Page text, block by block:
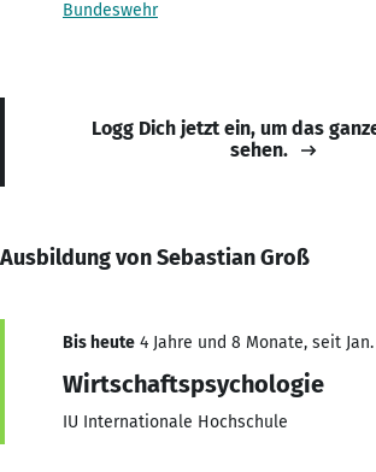
Bundeswehr
Logg Dich jetzt ein, um das
sehen.
Ausbildung von Sebastian Groß
Bis heute 4 Jahre und 8 Monate, seit Jan.
Wirtschaftspsychologie
IU Internationale Hochschule